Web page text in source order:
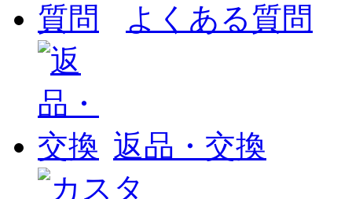
よくある質問
返品・交換